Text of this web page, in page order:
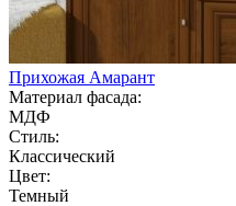
Прихожая Амарант
Материал фасада:
МДФ
Стиль:
Классический
Цвет:
Темный